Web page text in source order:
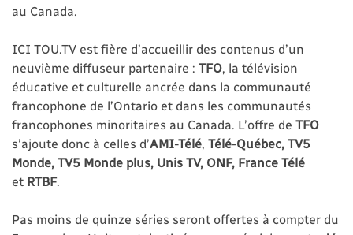
au Canada.
ICI TOU.TV est fière d’accueillir des contenus d’un
neuvième diffuseur partenaire : TFO , la télévision
éducative et culturelle ancrée dans la communauté
francophone de l’Ontario et dans les communautés
francophones minoritaires au Canada. L’offre de TFO
s’ajoute donc à celles d’AMI-Télé Télé-Québec, TV5
Monde, TV5 Monde plus, Unis TV, ONF, France Télé
et RTBF.
Pas moins de quinze séries seront offertes à compter du